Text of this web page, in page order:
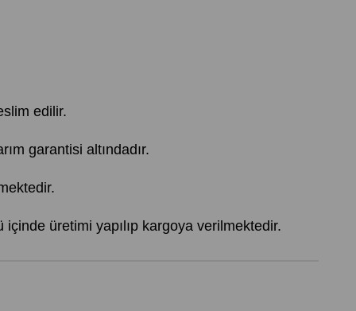
edilir.
garantisi altındadır.
üretimi yapılıp kargoya verilmektedir.